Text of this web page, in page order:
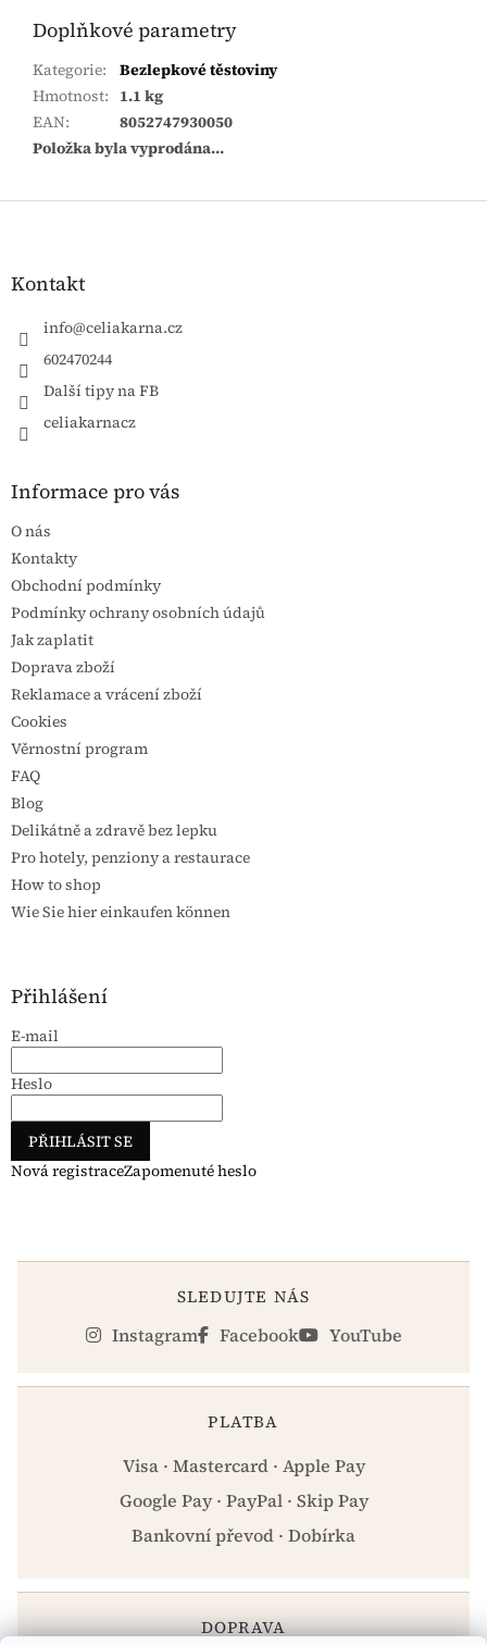
Doplňkové parametry
Kategorie:
Bezlepkové těstoviny
Hmotnost: 1.1 kg
EAN:
8052747930050
Položka byla vyprodána…
Zápatí
Kontakt
info@celiakarna.cz
602470244
Další tipy na FB
celiakarnacz
Informace pro vás
O nás
Kontakty
Obchodní podmínky
Podmínky ochrany osobních údajů
Jak zaplatit
Doprava zboží
Reklamace a vrácení zboží
Cookies
Věrnostní program
FAQ
Blog
Delikátně a zdravě bez lepku
Pro hotely, penziony a restaurace
How to shop
Wie Sie hier einkaufen können
Přihlášení
E-mail
Heslo
PŘIHLÁSIT SE
Nová registraceZapomenuté heslo
SLEDUJTE NÁS
Instagram Facebook YouTube
PLATBA
Visa · Mastercard · Apple Pay
Google Pay · PayPal · Skip Pay
Bankovní převod · Dobírka
DOPRAVA